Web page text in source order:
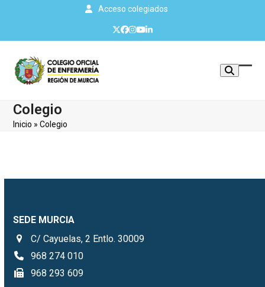
Acceso colegiados
Twitter
Facebook
Instagram
YouTube
LinkedIn
Colegio
Inicio »Colegio
SEDE MURCIA
C/ Cayuelas, 2 Entlo. 30009
968 274 010
968 293 609